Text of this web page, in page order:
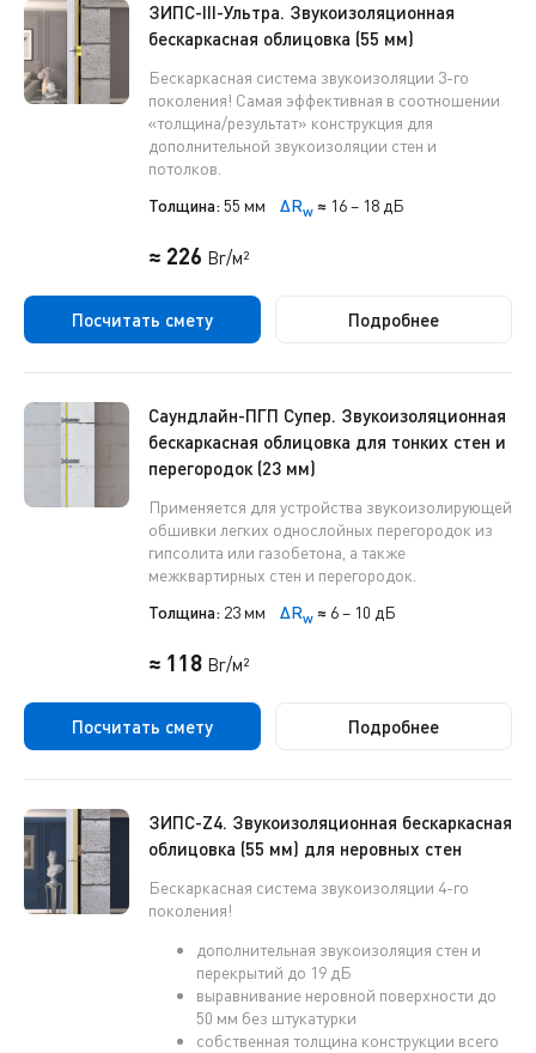
ЗИПС-III-Ультра. Звукоизоляционная
бескаркасная облицовка (55 мм)
Бескаркасная система звукоизоляции 3-го
поколения! Самая эффективная в соотношении
«толщина/результат» конструкция для
дополнительной звукоизоляции стен и
потолков.
Толщина:55 мм ΔRw ≈ 16 – 18 дБ
≈ 226 Br/м²
Посчитать смету Подробнее
Саундлайн-ПГП Супер. Звукоизоляционная
бескаркасная облицовка для тонких стен и
перегородок (23 мм)
Применяется для устройства звукоизолирующей
обшивки легких однослойных перегородок из
гипсолита или газобетона, а также
межквартирных стен и перегородок.
Толщина: 23 мм ΔRw ≈ 6 – 10 дБ
≈ 118 Br/м²
Посчитать смету Подробнее
ЗИПС-Z4. Звукоизоляционная бескаркасная
облицовка (55 мм) для неровных стен
Бескаркасная система звукоизоляции 4-го
поколения!
дополнительная звукоизоляция стен и
перекрытий до 19 дБ
выравнивание неровной поверхности до
50 мм без штукатурки
собственная толщина конструкции всего